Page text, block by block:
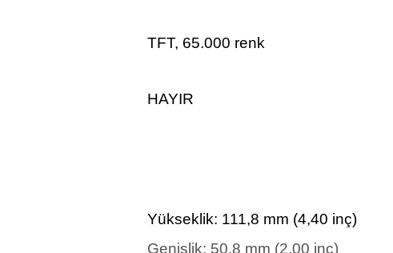
TFT, 65.000 renk
HAYIR
Yükseklik: 111,8 mm (4,40 inç)
Genişlik: 50,8 mm (2,00 inç)